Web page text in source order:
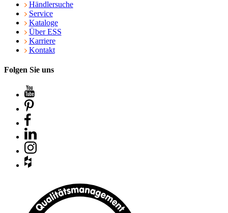
Händlersuche
Service
Kataloge
Über ESS
Karriere
Kontakt
Folgen Sie uns